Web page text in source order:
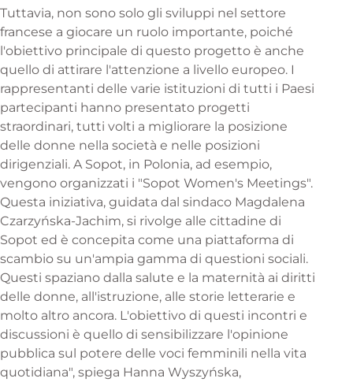
Tuttavia, non sono solo gli sviluppi nel settore
francese a giocare un ruolo importante, poiché
l'obiettivo principale di questo progetto è anche
quello di attirare l'attenzione a livello europeo. I
rappresentanti delle varie istituzioni di tutti i Paesi
partecipanti hanno presentato progetti
straordinari, tutti volti a migliorare la posizione
delle donne nella società e nelle posizioni
dirigenziali. A Sopot, in Polonia, ad esempio,
vengono organizzati i "Sopot Women's Meetings".
Questa iniziativa, guidata dal sindaco Magdalena
Czarzyńska-Jachim, si rivolge alle cittadine di
Sopot ed è concepita come una piattaforma di
scambio su un'ampia gamma di questioni sociali.
Questi spaziano dalla salute e la maternità ai diritti
delle donne, all'istruzione, alle storie letterarie e
molto altro ancora. L'obiettivo di questi incontri e
discussioni è quello di sensibilizzare l'opinione
pubblica sul potere delle voci femminili nella vita
quotidiana", spiega Hanna Wyszyńska,